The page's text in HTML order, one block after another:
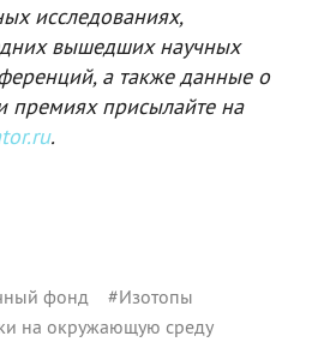
исследованиях,
вышедших научных
а также данные о
премиях присылайте на
.
фонд #Изотопы
на окружающую среду